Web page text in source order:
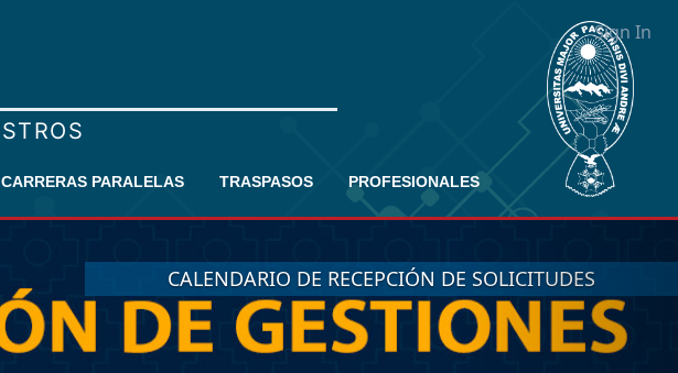
Sign In
CARRERAS PARALELAS TRASPASOS PROFESIONALES
CALENDARIO DE RECEPCIÓN DE SOLICITUDES